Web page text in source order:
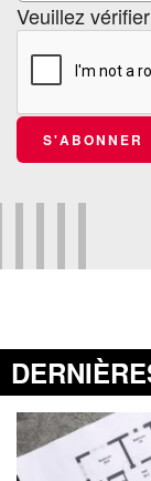
Veuillez
S'ABONNER